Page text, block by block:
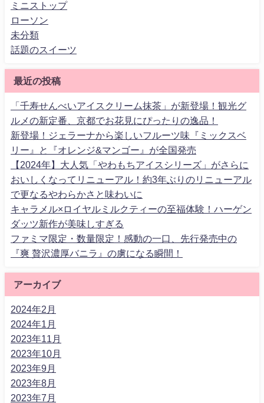
ミニストップ
ローソン
未分類
話題のスイーツ
最近の投稿
「千寿せんべいアイスクリーム抹茶」が新登場！観光グ
ルメの新定番、京都でお花見にぴったりの逸品！
新登場！ジェラーナから楽しいフルーツ味『ミックスベ
リー』と『オレンジ&マンゴー』が全国発売
【2024年】大人気「やわもちアイスシリーズ」がさらに
おいしくなってリニューアル！約3年ぶりのリニューアル
で更なるやわらかさと味わいに
キャラメル×ロイヤルミルクティーの至福体験！ハーゲン
ダッツ新作が美味しすぎる
ファミマ限定・数量限定！感動の一口、先行発売中の
『爽 贅沢濃厚バニラ』の虜になる瞬間！
アーカイブ
2024年2月
2024年1月
2023年11月
2023年10月
2023年9月
2023年8月
2023年7月